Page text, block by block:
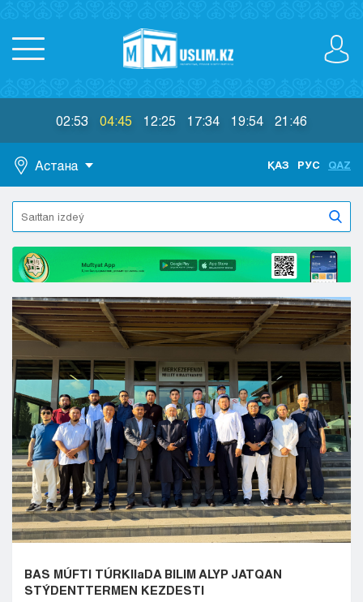
02:53 04:45 12:25 17:34 19:54 21:46
Астана
Astana
Almaty
Aktobe
Atyraý
Jezkazgan
Karaganda
Kokshetaý
Kostanaı
Kyzylorda
Pavlodar
Petropavlovsk
Semeı
Taldykorgan
Taraz
Týrkestan
Ýralsk
Ýst-Kamenogorsk
ҚАЗ РУС QAZ
BAS MÚFTI TÚRKIIaDA BILIM ALYP JATQAN
STÝDENTTERMEN KEZDESTI